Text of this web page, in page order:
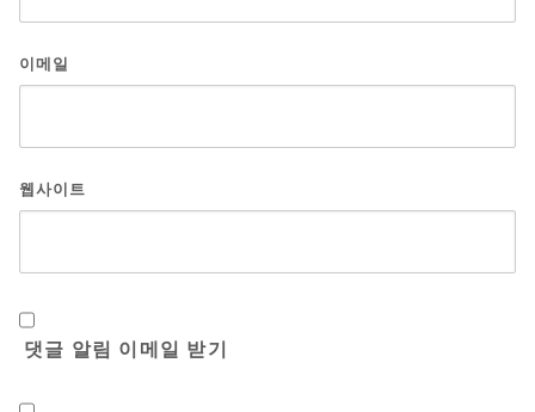
이메일
웹사이트
댓글 알림 이메일 받기